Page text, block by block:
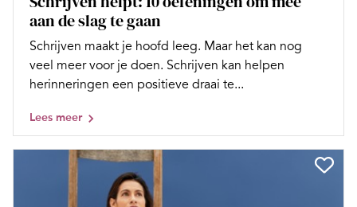
aan de slag te gaan
Schrijven maakt je hoofd leeg. Maar het kan nog
veel meer voor je doen. Schrijven kan helpen
herinneringen een positieve draai te...
Lees meer